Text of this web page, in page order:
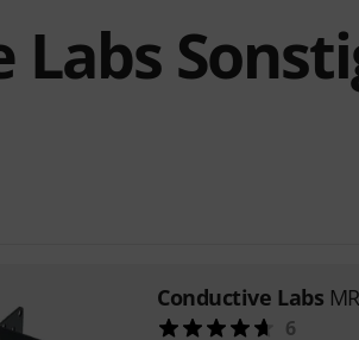
Conductive Labs
6